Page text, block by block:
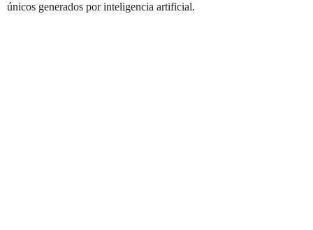
únicos generados por inteligencia artificial.